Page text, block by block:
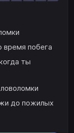
побега
ты
до пожилых